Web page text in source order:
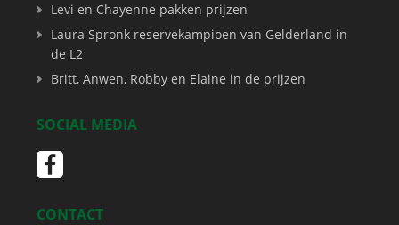
Levi en Chayenne pakken prijzen
Laura Spronk reservekampioen van Gelderland in
de L2
Britt, Anwen, Robby en Elaine in de prijzen
SOCIAL MEDIA
CONTACT